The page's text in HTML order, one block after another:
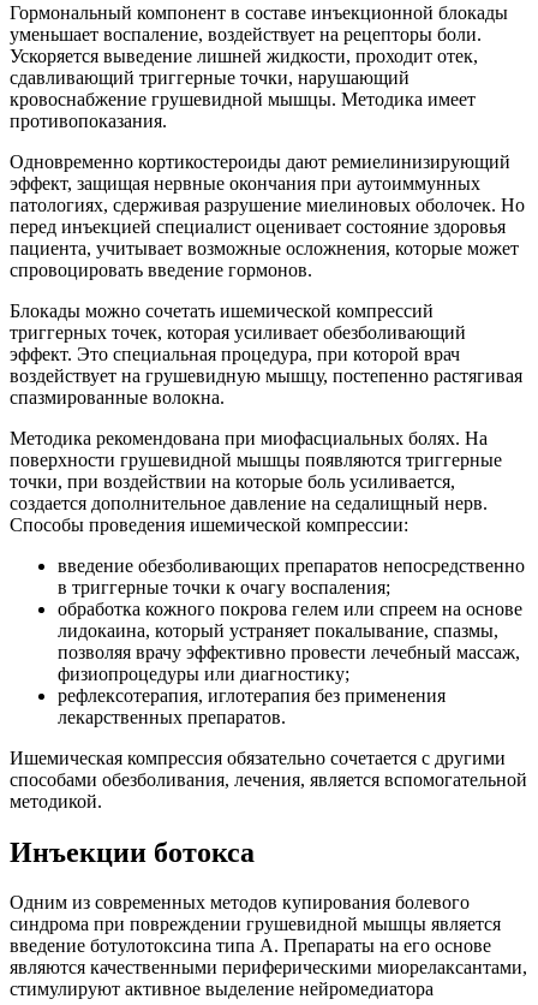
Гормональный компонент в составе инъекционной блокады
уменьшает воспаление, воздействует на рецепторы боли.
Ускоряется выведение лишней жидкости, проходит отек,
сдавливающий триггерные точки, нарушающий
кровоснабжение грушевидной мышцы. Методика имеет
противопоказания.
Одновременно кортикостероиды дают ремиелинизирующий
эффект, защищая нервные окончания при аутоиммунных
патологиях, сдерживая разрушение миелиновых оболочек. Но
перед инъекцией специалист оценивает состояние здоровья
пациента, учитывает возможные осложнения, которые может
спровоцировать введение гормонов.
Блокады можно сочетать ишемической компрессий
триггерных точек, которая усиливает обезболивающий
эффект. Это специальная процедура, при которой врач
воздействует на грушевидную мышцу, постепенно растягивая
спазмированные волокна.
Методика рекомендована при миофасциальных болях. На
поверхности грушевидной мышцы появляются триггерные
точки, при воздействии на которые боль усиливается,
создается дополнительное давление на седалищный нерв.
Способы проведения ишемической компрессии:
введение обезболивающих препаратов непосредственно
в триггерные точки к очагу воспаления;
обработка кожного покрова гелем или спреем на основе
лидокаина, который устраняет покалывание, спазмы,
позволяя врачу эффективно провести лечебный массаж,
физиопроцедуры или диагностику;
рефлексотерапия, иглотерапия без применения
лекарственных препаратов.
Ишемическая компрессия обязательно сочетается с другими
способами обезболивания, лечения, является вспомогательной
методикой.
Инъекции ботокса
Одним из современных методов купирования болевого
синдрома при повреждении грушевидной мышцы является
введение ботулотоксина типа А. Препараты на его основе
являются качественными периферическими миорелаксантами,
стимулируют активное выделение нейромедиатора